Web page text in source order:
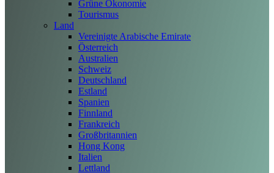
Grüne Ökonomie
Tourismus
Land
Vereinigte Arabische Emirate
Österreich
Australien
Schweiz
Deutschland
Estland
Spanien
Finnland
Frankreich
Großbritannien
Hong Kong
Italien
Lettland